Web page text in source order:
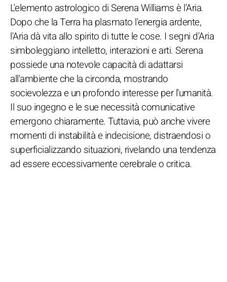
L'elemento astrologico di Serena Williams è l'Aria.
Dopo che la Terra ha plasmato l'energia ardente,
l'Aria dà vita allo spirito di tutte le cose. I segni d'Aria
simboleggiano intelletto, interazioni e arti. Serena
possiede una notevole capacità di adattarsi
all'ambiente che la circonda, mostrando
socievolezza e un profondo interesse per l'umanità.
Il suo ingegno e le sue necessità comunicative
emergono chiaramente. Tuttavia, può anche vivere
momenti di instabilità e indecisione, distraendosi o
superficializzando situazioni, rivelando una tendenza
ad essere eccessivamente cerebrale o critica.